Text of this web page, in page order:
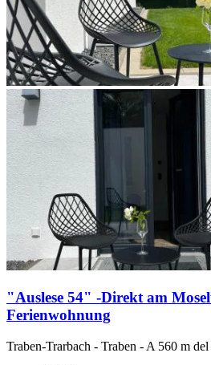
"Auslese 54" -Direkt am
Ferienwohnung
Traben-Trarbach - Traben - A 560 m del